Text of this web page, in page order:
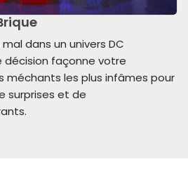
dans un univers DC
décision façonne votre
méchants les plus infâmes pour
surprises et de